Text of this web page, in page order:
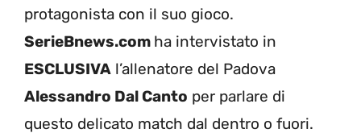
protagonista con il suo gioco.
SerieBnews.com ha intervistato in
ESCLUSIVA l’allenatore del Padova
Alessandro Dal Canto per parlare di
questo delicato match dal dentro o fuori.